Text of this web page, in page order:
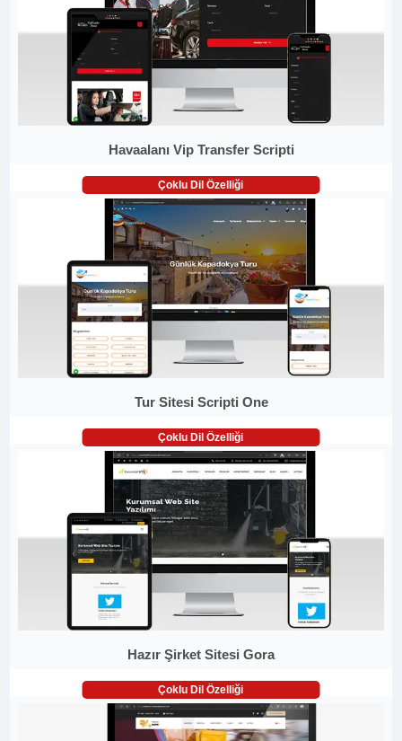
Havaalanı Vip Transfer Scripti
Çoklu Dil Özelliği
Tur Sitesi Scripti One
Çoklu Dil Özelliği
Hazır Şirket Sitesi Gora
Çoklu Dil Özelliği